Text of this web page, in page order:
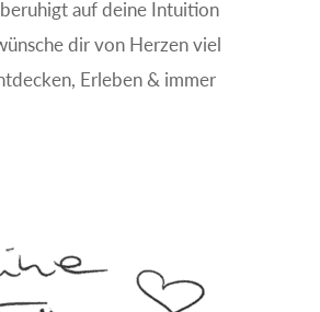
auf deine Intuition
dir von Herzen viel
Erleben & immer